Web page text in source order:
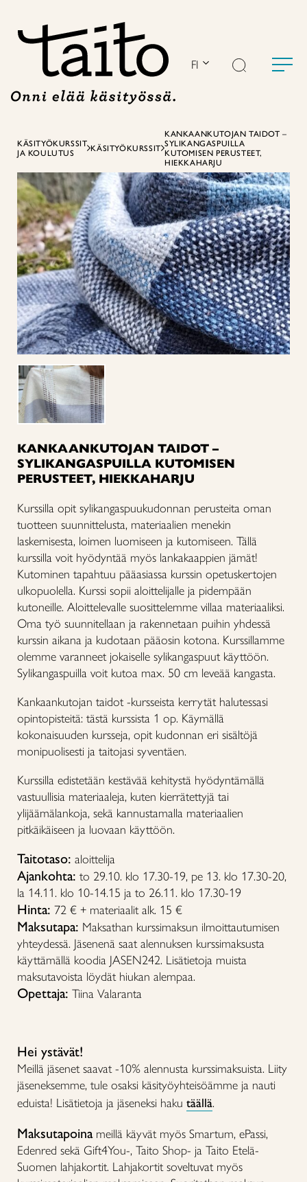
FI
KÄSITYÖKURSSIT
JA KOULUTUS
KÄSITYÖKURSSIT
KANKAANKUTOJAN TAIDOT –
SYLIKANGASPUILLA
KUTOMISEN PERUSTEET,
HIEKKAHARJU
KANKAANKUTOJAN TAIDOT –
SYLIKANGASPUILLA KUTOMISEN
PERUSTEET, HIEKKAHARJU
Kurssilla opit sylikangaspuukudonnan perusteita oman
tuotteen suunnittelusta, materiaalien menekin
laskemisesta, loimen luomiseen ja kutomiseen. Tällä
kurssilla voit hyödyntää myös lankakaappien jämät!
Kutominen tapahtuu pääasiassa kurssin opetuskertojen
ulkopuolella. Kurssi sopii aloittelijalle ja pidempään
kutoneille. Aloittelevalle suosittelemme villaa materiaaliksi.
Oma työ suunnitellaan ja rakennetaan puihin yhdessä
kurssin aikana ja kudotaan pääosin kotona. Kurssillamme
olemme varanneet jokaiselle sylikangaspuut käyttöön.
Sylikangaspuilla voit kutoa max. 50 cm leveää kangasta.
Kankaankutojan taidot -kursseista kerrytät halutessasi
opintopisteitä: tästä kurssista 1 op. Käymällä
kokonaisuuden kursseja, opit kudonnan eri sisältöjä
monipuolisesti ja taitojasi syventäen.
Kurssilla edistetään kestävää kehitystä hyödyntämällä
vastuullisia materiaaleja, kuten kierrätettyjä tai
ylijäämälankoja, sekä kannustamalla materiaalien
pitkäikäiseen ja luovaan käyttöön.
Taitotaso: aloittelija
Ajankohta: to 29.10. klo 17.30-19, pe 13. klo 17.30-20,
la 14.11. klo 10-14.15 ja to 26.11. klo 17.30-19
Hinta: 72 € + materiaalit alk. 15 €
Maksutapa: Maksathan kurssimaksun ilmoittautumisen
yhteydessä. Jäsenenä saat alennuksen kurssimaksusta
käyttämällä koodia JASEN242. Lisätietoja muista
maksutavoista löydät hiukan alempaa.
Opettaja: Tiina Valaranta
Hei ystävät!
Meillä jäsenet saavat -10% alennusta kurssimaksuista. Liity
jäseneksemme, tule osaksi käsityöyhteisöämme ja nauti
eduista! Lisätietoja ja jäseneksi haku täällä.
Maksutapoinameillä käyvät myös Smartum, ePassi,
Edenred sekä Gift4You-, Taito Shop- ja Taito Etelä-
Suomen lahjakortit. Lahjakortit soveltuvat myös